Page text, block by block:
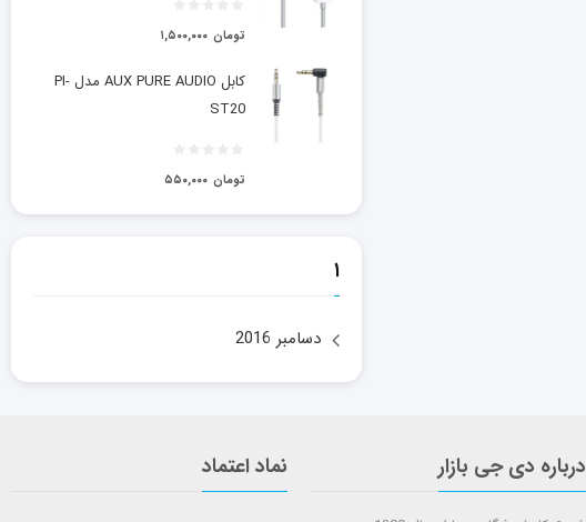
۱,۵۰۰,۰۰۰ تومان
کابل AUX PURE AUDIO مدل PI-
ST20
۵۵۰,۰۰۰ تومان
۱
دسامبر 2016
درباره دی جی بازار نماد اعتماد